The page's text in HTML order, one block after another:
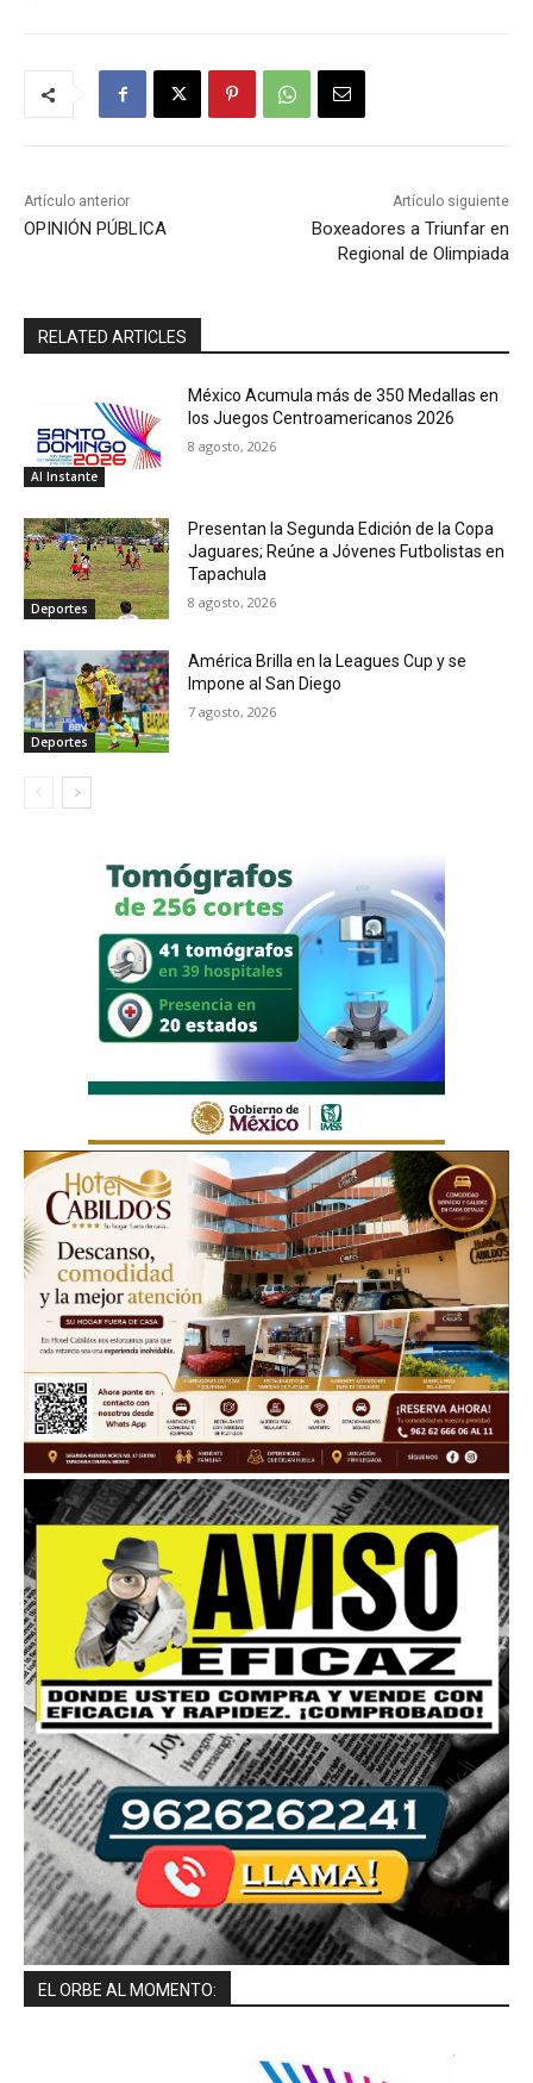
Artículo anterior
OPINIÓN PÚBLICA
Artículo siguiente
Boxeadores a Triunfar en
Regional de Olimpiada
RELATED ARTICLES
Al Instante
México Acumula más de 350 Medallas en
los Juegos Centroamericanos 2026
8 agosto, 2026
Deportes
Presentan la Segunda Edición de la Copa
Jaguares; Reúne a Jóvenes Futbolistas en
Tapachula
8 agosto, 2026
Deportes
América Brilla en la Leagues Cup y se
Impone al San Diego
7 agosto, 2026
EL ORBE AL MOMENTO: